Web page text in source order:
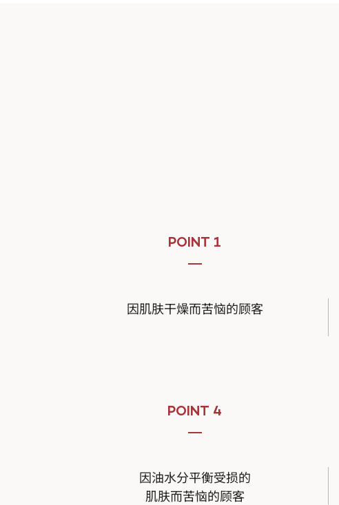
POINT 1
因肌肤干燥而苦恼的顾客
POINT 4
因油水分平衡受损的
肌肤而苦恼的顾客